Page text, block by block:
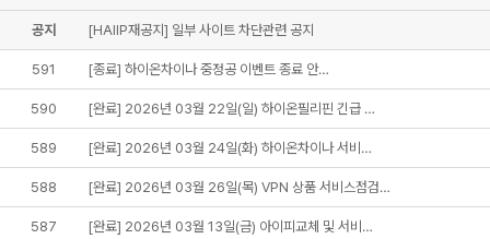
공지 [HAIIP재공지] 일부 사이트 차단관련 공지
591 [종료] 하이온차이나 중정공 이벤트 종료 안…
590 [완료] 2026년 03월 22일(일) 하이온필리핀 긴급 …
589 [완료] 2026년 03월 24일(화) 하이온차이나 서비…
588 [완료] 2026년 03월 26일(목) VPN 상품 서비스점검…
587 [완료] 2026년 03월 13일(금) 아이피교체 및 서비…